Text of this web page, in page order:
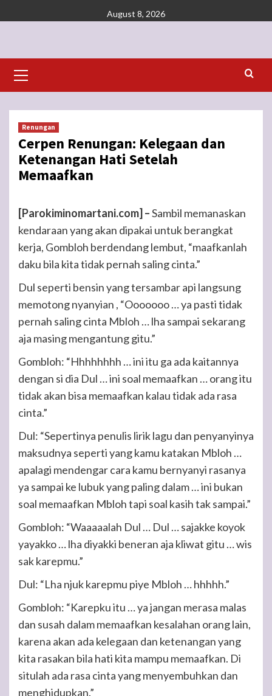
to
August 8, 2026
Menu
Renungan
Cerpen Renungan: Kelegaan dan
Ketenangan Hati Setelah
Memaafkan
[Parokiminomartani.com] –Sambil memanaskan
kendaraan yang akan dipakai untuk berangkat
kerja, Gombloh berdendang lembut, “maafkanlah
daku bila kita tidak pernah saling cinta.”
Dul seperti bensin yang tersambar api langsung
memotong nyanyian , “Ooooooo … ya pasti tidak
pernah saling cinta Mbloh … lha sampai sekarang
aja masing mengantung gitu.”
Gombloh: “Hhhhhhhh … ini itu ga ada kaitannya
dengan si dia Dul … ini soal memaafkan … orang itu
tidak akan bisa memaafkan kalau tidak ada rasa
cinta.”
Dul: “Sepertinya penulis lirik lagu dan penyanyinya
maksudnya seperti yang kamu katakan Mbloh …
apalagi mendengar cara kamu bernyanyi rasanya
ya sampai ke lubuk yang paling dalam … ini bukan
soal memaafkan Mbloh tapi soal kasih tak sampai.”
Gombloh: “Waaaaalah Dul … Dul … sajakke koyok
yayakko … lha diyakki beneran aja kliwat gitu … wis
sak karepmu.”
Dul: “Lha njuk karepmu piye Mbloh … hhhhh.”
Gombloh: “Karepku itu … ya jangan merasa malas
dan susah dalam memaafkan kesalahan orang lain,
karena akan ada kelegaan dan ketenangan yang
kita rasakan bila hati kita mampu memaafkan. Di
situlah ada rasa cinta yang menyembuhkan dan
menghidupkan.”